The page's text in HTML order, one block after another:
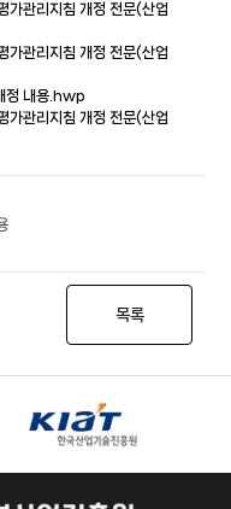
가관리지침 개정 전문(산업
가관리지침 개정 전문(산업
정 내용.hwp
가관리지침 개정 전문(산업
목록